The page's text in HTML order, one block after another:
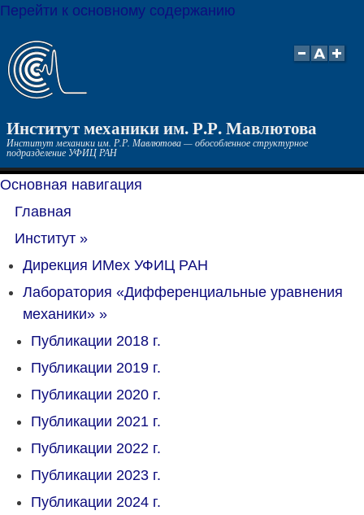
Перейти к основному содержанию
Институт механики им. Р.Р. Мавлютова
Институт механики им. Р.Р. Мавлютова — обособленное структурное
подразделение УФИЦ РАН
Основная навигация
Главная
Институт »
Дирекция ИМех УФИЦ РАН
Лаборатория «Дифференциальные уравнения
механики» »
Публикации 2018 г.
Публикации 2019 г.
Публикации 2020 г.
Публикации 2021 г.
Публикации 2022 г.
Публикации 2023 г.
Публикации 2024 г.